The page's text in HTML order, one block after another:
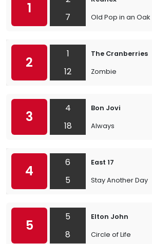
1
7
Old Pop in an Oak
2
1
12
The Cranberries
Zombie
3
4
18
Bon Jovi
Always
4
6
5
East 17
Stay Another Day
5
5
8
Elton John
Circle of Life